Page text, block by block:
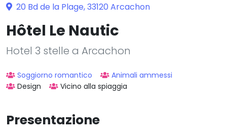
20 Bd de la Plage, 33120 Arcachon
Hôtel Le Nautic
Hotel 3 stelle a Arcachon
Soggiorno romantico
Animali ammessi
Design
Vicino alla spiaggia
Presentazione